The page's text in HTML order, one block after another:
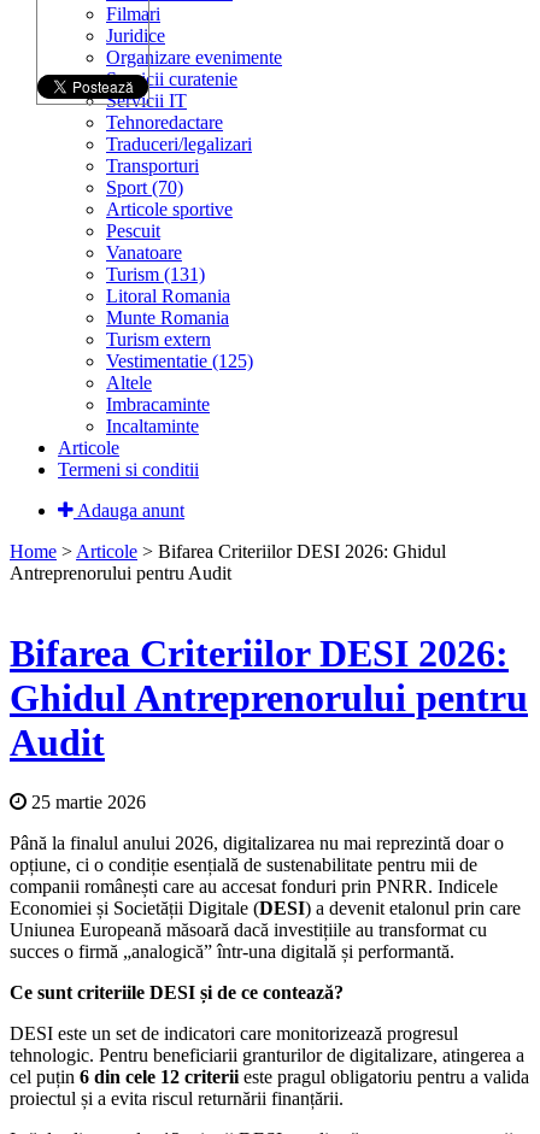
Filmari
Juridice
Organizare evenimente
Servicii curatenie
Servicii IT
Tehnoredactare
Traduceri/legalizari
Transporturi
Sport (70)
Articole sportive
Pescuit
Vanatoare
Turism (131)
Litoral Romania
Munte Romania
Turism extern
Vestimentatie (125)
Altele
Imbracaminte
Incaltaminte
Articole
Termeni si conditii
Adauga anunt
Home > Articole > Bifarea Criteriilor DESI 2026: Ghidul
Antreprenorului pentru Audit
Bifarea Criteriilor DESI 2026:
Ghidul Antreprenorului pentru
Audit
25 martie 2026
Până la finalul anului 2026, digitalizarea nu mai reprezintă doar o
opțiune, ci o condiție esențială de sustenabilitate pentru mii de
companii românești care au accesat fonduri prin PNRR. Indicele
Economiei și Societății Digitale (DESI) a devenit etalonul prin care
Uniunea Europeană măsoară dacă investițiile au transformat cu
succes o firmă „analogică” într-una digitală și performantă.
Ce sunt criteriile DESI și de ce contează?
DESI este un set de indicatori care monitorizează progresul
tehnologic. Pentru beneficiarii granturilor de digitalizare, atingerea a
cel puțin 6 din cele 12 criterii este pragul obligatoriu pentru a valida
proiectul și a evita riscul returnării finanțării.